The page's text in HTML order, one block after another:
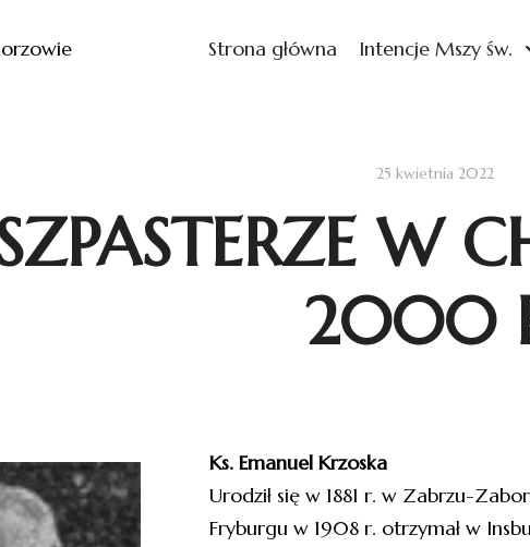
Strona główna Intencje Mszy św.
25 kwietnia 2022
W
2000
Ks. Emanuel Krzoska
Urodził się w 1881 r. w Zabrzu-
Fryburgu w 1908 r. otrzymał w